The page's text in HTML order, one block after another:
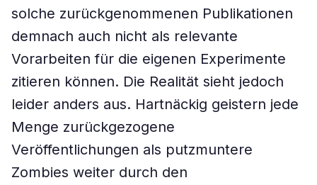
solche zurückgenommenen Publikationen
demnach auch nicht als relevante
Vorarbeiten für die eigenen Experimente
zitieren können. Die Realität sieht jedoch
leider anders aus. Hartnäckig geistern jede
Menge zurückgezogene
Veröffentlichungen als putzmuntere
Zombies weiter durch den